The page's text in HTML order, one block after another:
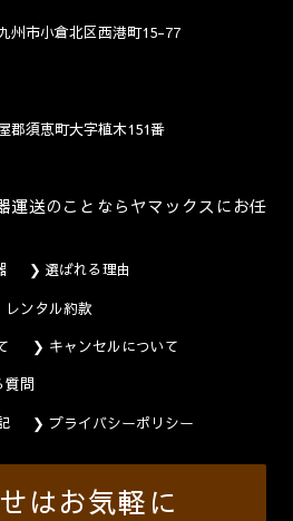
州市小倉北区西港町15-77
郡須恵町大字植木151番
運送のことならヤマックスにお任
選ばれる理由
レンタル約款
キャンセルについて
質問
プライバシーポリシー
はお気軽に